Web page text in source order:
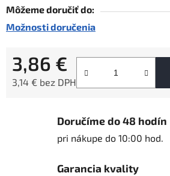
Môžeme doručiť do:
Možnosti doručenia
3,86 €
3,14 € bez DPH
Doručíme do 48 hodín
pri nákupe do 10:00 hod.
Garancia kvality